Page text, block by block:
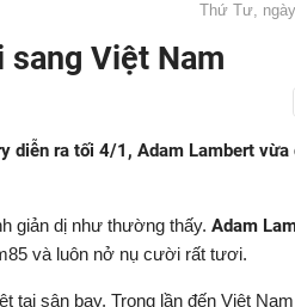
Thứ Tư,
sang Việt Nam
diễn ra tối 4/1, Adam Lambert
giản dị như thường thấy. Adam
và luôn nở nụ cười rất tươi.
tại sân bay. Trong lần đến Việt